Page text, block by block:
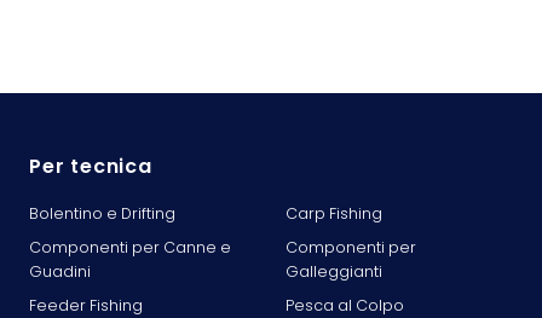
Per tecnica
Bolentino e Drifting
Carp Fishing
Componenti per Canne e
Guadini
Componenti per
Galleggianti
Feeder Fishing
Pesca al Colpo